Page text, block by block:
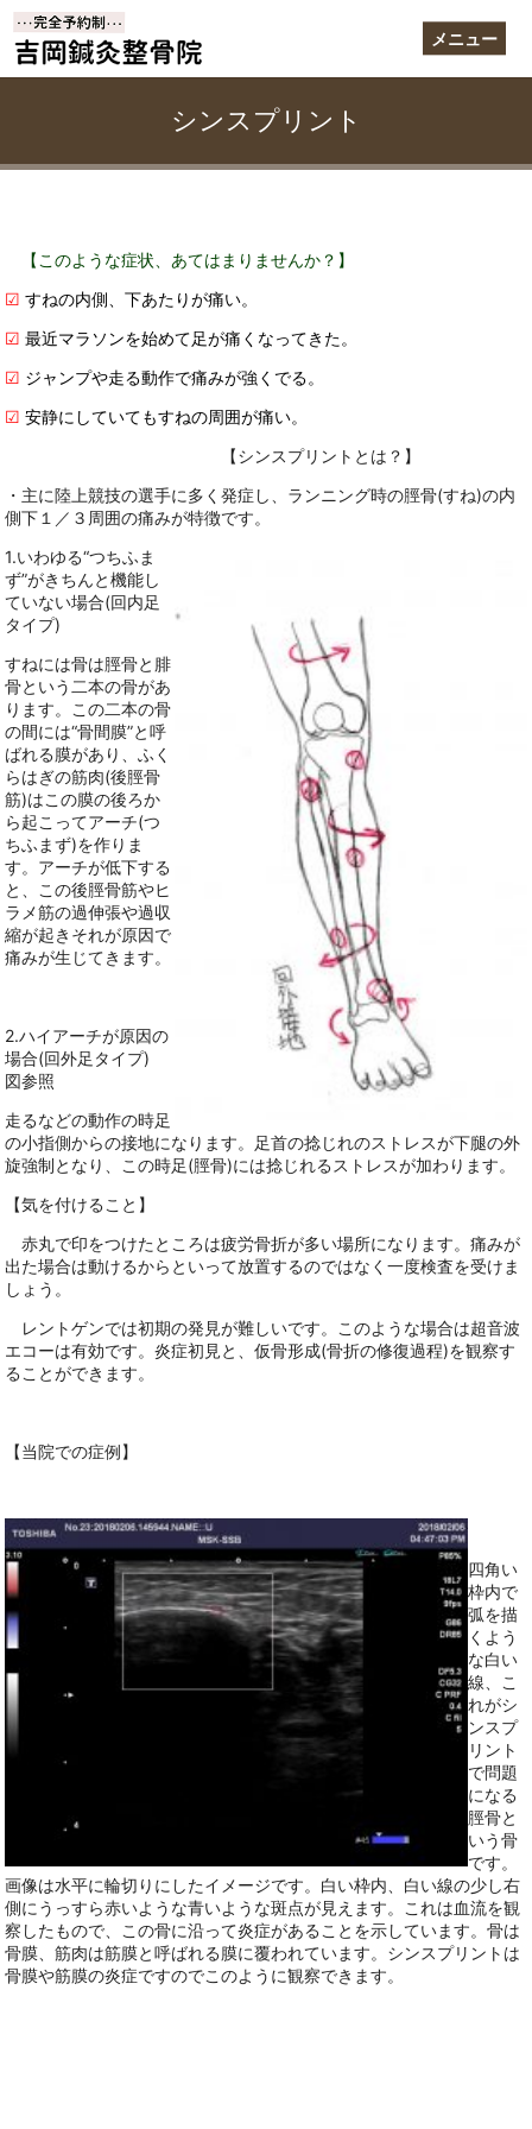
メニュー
シンスプリント
【このような症状、あてはまりませんか？】
☑すねの内側、下あたりが痛い。
☑最近マラソンを始めて足が痛くなってきた。
☑ ジャンプや走る動作で痛みが強くでる。
☑安静にしていてもすねの周囲が痛い。
【シンスプリントとは？】
・主に陸上競技の選手に多く発症し、ランニング時の脛骨(すね)の内
側下１／３周囲の痛みが特徴です。
1.いわゆる“つちふま
ず”がきちんと機能し
ていない場合(回内足
タイプ)
すねには骨は脛骨と腓
骨という二本の骨があ
ります。この二本の骨
の間には“骨間膜”と呼
ばれる膜があり、ふく
らはぎの筋肉(後脛骨
筋)はこの膜の後ろか
ら起こってアーチ(つ
ちふまず)を作りま
す。アーチが低下する
と、この後脛骨筋やヒ
ラメ筋の過伸張や過収
縮が起きそれが原因で
痛みが生じてきます。
2.ハイアーチが原因の
場合(回外足タイプ)
図参照
走るなどの動作の時足
の小指側からの接地になります。足首の捻じれのストレスが下腿の外
旋強制となり、この時足(脛骨)には捻じれるストレスが加わります。
【気を付けること】
赤丸で印をつけたところは疲労骨折が多い場所になります。痛みが
出た場合は動けるからといって放置するのではなく一度検査を受けま
しょう。
レントゲンでは初期の発見が難しいです。このような場合は超音波
エコーは有効です。炎症初見と、仮骨形成(骨折の修復過程)を観察す
ることができます。
【当院での症例】
四角い
枠内で
弧を描
くよう
な白い
線、こ
れがシ
ンスプ
リント
で問題
になる
脛骨と
いう骨
です。
画像は水平に輪切りにしたイメージです。白い枠内、白い線の少し右
側にうっすら赤いような青いような斑点が見えます。これは血流を観
察したもので、この骨に沿って炎症があることを示しています。骨は
骨膜、筋肉は筋膜と呼ばれる膜に覆われています。シンスプリントは
骨膜や筋膜の炎症ですのでこのように観察できます。